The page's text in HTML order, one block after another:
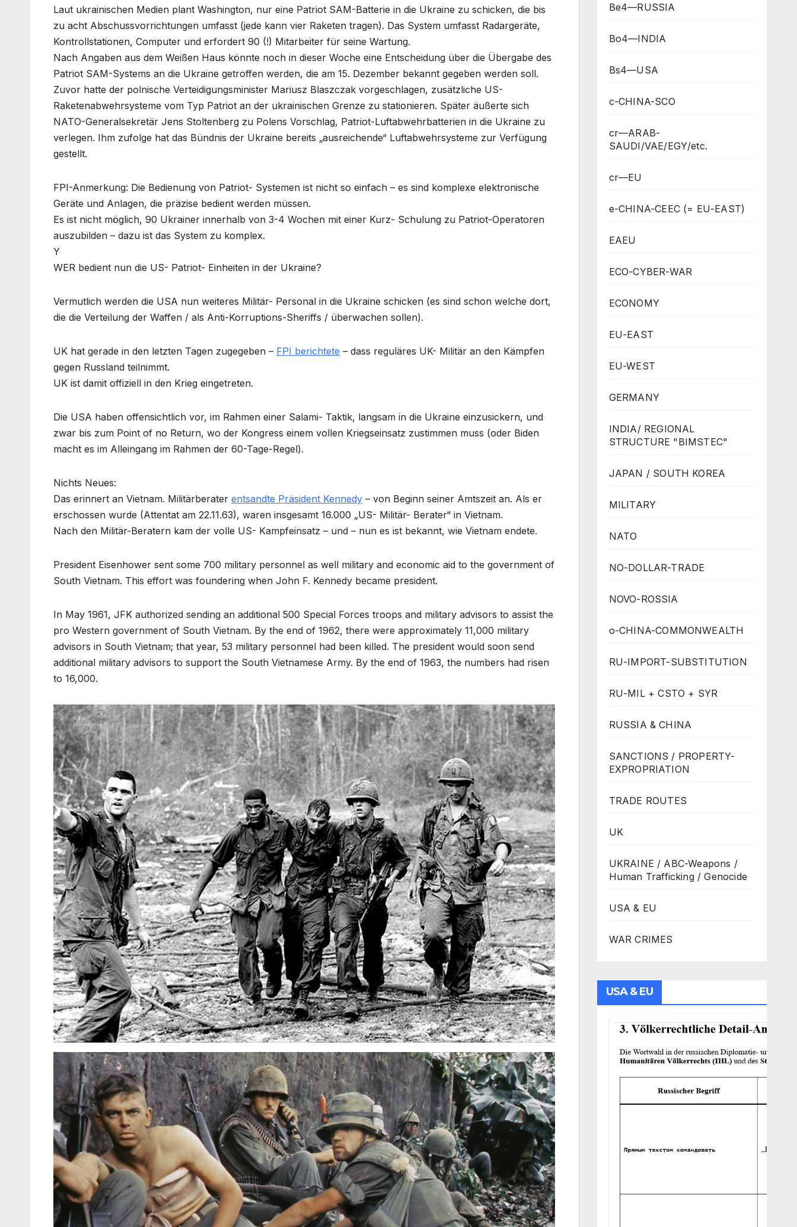
Laut ukrainischen Medien plant Washington, nur eine Patriot SAM-Batterie in die Ukraine zu schicken, die bis
zu acht Abschussvorrichtungen umfasst (jede kann vier Raketen tragen). Das System umfasst Radargeräte,
Kontrollstationen, Computer und erfordert 90 (!) Mitarbeiter für seine Wartung.
Nach Angaben aus dem Weißen Haus könnte noch in dieser Woche eine Entscheidung über die Übergabe des
Patriot SAM-Systems an die Ukraine getroffen werden, die am 15. Dezember bekannt gegeben werden soll.
Zuvor hatte der polnische Verteidigungsminister Mariusz Blaszczak vorgeschlagen, zusätzliche US-
Raketenabwehrsysteme vom Typ Patriot an der ukrainischen Grenze zu stationieren. Später äußerte sich
NATO-Generalsekretär Jens Stoltenberg zu Polens Vorschlag, Patriot-Luftabwehrbatterien in die Ukraine zu
verlegen. Ihm zufolge hat das Bündnis der Ukraine bereits „ausreichende“ Luftabwehrsysteme zur Verfügung
gestellt.
FPI-Anmerkung: Die Bedienung von Patriot- Systemen ist nicht so einfach – es sind komplexe elektronische
Geräte und Anlagen, die präzise bedient werden müssen.
Es ist nicht möglich, 90 Ukrainer innerhalb von 3-4 Wochen mit einer Kurz- Schulung zu Patriot-Operatoren
auszubilden – dazu ist das System zu komplex.
Y
WER bedient nun die US- Patriot- Einheiten in der Ukraine?
Vermutlich werden die USA nun weiteres Militär- Personal in die Ukraine schicken (es sind schon welche dort,
die die Verteilung der Waffen / als Anti-Korruptions-Sheriffs / überwachen sollen).
UK hat gerade in den letzten Tagen zugegeben – FPI berichtete – dass reguläres UK- Militär an den Kämpfen
gegen Russland teilnimmt.
UK ist damit offiziell in den Krieg eingetreten.
Die USA haben offensichtlich vor, im Rahmen einer Salami- Taktik, langsam in die Ukraine einzusickern, und
zwar bis zum Point of no Return, wo der Kongress einem vollen Kriegseinsatz zustimmen muss (oder Biden
macht es im Alleingang im Rahmen der 60-Tage-Regel).
Nichts Neues:
Das erinnert an Vietnam. Militärberater entsandte Präsident Kennedy – von Beginn seiner Amtszeit an. Als er
erschossen wurde (Attentat am 22.11.63), waren insgesamt 16.000 „US- Militär- Berater“ in Vietnam.
Nach den Militär-Beratern kam der volle US- Kampfeinsatz – und – nun es ist bekannt, wie Vietnam endete.
President Eisenhower sent some 700 military personnel as well military and economic aid to the government of
South Vietnam. This effort was foundering when John F. Kennedy became president.
In May 1961, JFK authorized sending an additional 500 Special Forces troops and military advisors to assist the
pro Western government of South Vietnam. By the end of 1962, there were approximately 11,000 military
advisors in South Vietnam; that year, 53 military personnel had been killed. The president would soon send
additional military advisors to support the South Vietnamese Army. By the end of 1963, the numbers had risen
to 16,000.
Be4—RUSSIA
Bo4—INDIA
Bs4—USA
c-CHINA-SCO
cr—ARAB-
SAUDI/VAE/EGY/etc.
cr—EU
e-CHINA-CEEC (= EU-EAST)
EAEU
ECO-CYBER-WAR
ECONOMY
EU-EAST
EU-WEST
GERMANY
INDIA/ REGIONAL
STRUCTURE "BIMSTEC"
JAPAN / SOUTH KOREA
MILITARY
NATO
NO-DOLLAR-TRADE
NOVO-ROSSIA
o-CHINA-COMMONWEALTH
RU-IMPORT-SUBSTITUTION
RU-MIL + CSTO + SYR
RUSSIA & CHINA
SANCTIONS / PROPERTY-
EXPROPRIATION
TRADE ROUTES
UK
UKRAINE / ABC-Weapons /
Human Trafficking / Genocide
USA & EU
WAR CRIMES
USA & EU